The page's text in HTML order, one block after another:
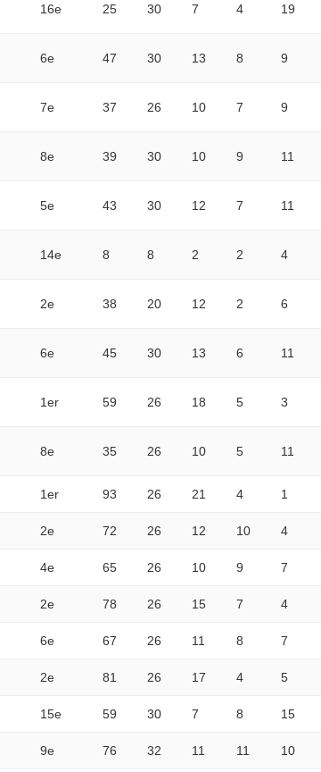
16e 25 30 7 4 19
6e 47 30 13 8 9
7e 37 26 10 7 9
8e 39 30 10 9 11
5e 43 30 12 7 11
14e 8 8 2 2 4
2e 38 20 12 2 6
6e 45 30 13 6 11
1er 59 26 18 5 3
8e 35 26 10 5 11
1er 93 26 21 4 1
2e 72 26 12 10 4
4e 65 26 10 9 7
2e 78 26 15 7 4
6e 67 26 11 8 7
2e 81 26 17 4 5
15e 59 30 7 8 15
9e 76 32 11 11 10